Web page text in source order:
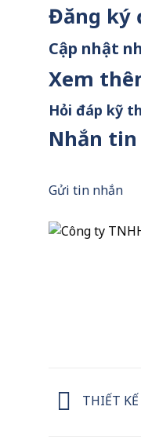
Đăng ký
Cập nhật
Xem
Hỏi đáp kỹ
Nhắn
Gửi tin nhắn
THIẾT